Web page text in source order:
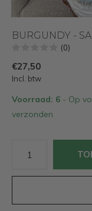
BURGUNDY -
(0)
€27,50
Incl. btw
Voorraad: 6 - Op
verzonden